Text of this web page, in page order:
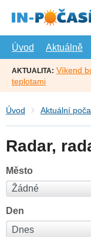
hlavní
Úvod
Aktuálně
AKTUALITA: Víkend
teplotami
Úvod Aktuální
Radar,
Město
Den